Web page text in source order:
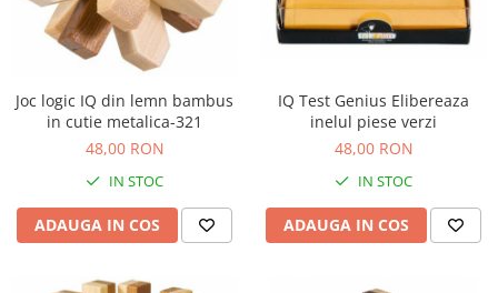
Joc logic IQ din lemn bambus
in cutie metalica-321
48,00 RON
IN STOC
ADAUGA IN COS
IQ Test Genius Elibereaza
inelul piese verzi
48,00 RON
IN STOC
ADAUGA IN COS